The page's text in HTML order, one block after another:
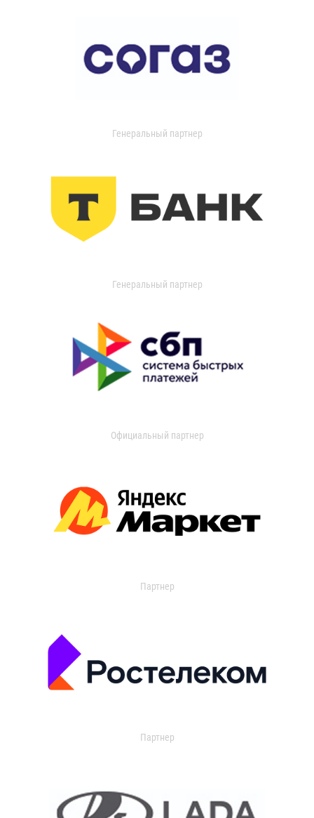
Генеральный партнер
Генеральный партнер
Официальный партнер
Партнер
Партнер